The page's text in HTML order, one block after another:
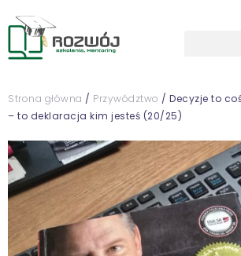
Strona główna / Przywództwo / Decyzje to
– to deklaracja kim jesteś (20/25)